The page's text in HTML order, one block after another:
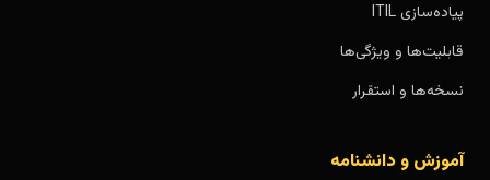
پیاده‌سازی ITIL
قابلیت‌ها و ویژگی‌ها
نسخه‌ها و استقرار
آموزش و دانشنامه